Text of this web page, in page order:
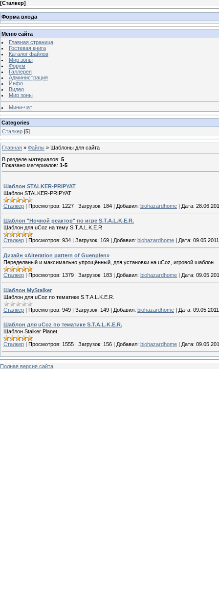
[Сталкер]
Форма входа
Меню сайта
Главная страница
Гостевая книга
Каталог файлов
Мир зоны
Форум
Галлерея
Администрация
Инфо
Видео
Мир зоны
Мини-чат
Categories
Сталкер [5]
Главная » Файлы » Шаблоны для сайта
В разделе материалов: 5
Показано материалов: 1-5
Шаблон STALKER-PRIPYAT
Шаблон STALKER-PRIPYAT
Сталкер | Просмотров: 1227 | Загрузок: 184 | Добавил: biohazardhome | Дата:
Шаблон "Ночной реактор" по игре S.T.A.L.K.E.R.
Шаблон для uCoz на тему S.T.A.L.K.E.R
Сталкер Просмотров: 934 Загрузок: 169 Добавил: biohazardhome Дата: 09.05.2011
Дизайн «Alteration pattern of Guenplen»
Переделаный и максимально упрощённый, для установки на uCoz, игровой шаблон.
Сталкер | Просмотров: 1379 | Загрузок: 183 | Добавил: biohazardhome | Дата:
Шаблон MyStalker
Шаблон для uCoz по тематике S.T.A.L.K.E.R.
Сталкер | Просмотров: 949 | Загрузок: 149 | Добавил: biohazardhome | Дата: 09.05.2011
Шаблон для uCoz по тематике S.T.A.L.K.E.R.
Шаблон Stalker Planet
Сталкер Просмотров: 1555 Загрузок: 156 Добавил: biohazardhome Дата:
Полная версия сайта